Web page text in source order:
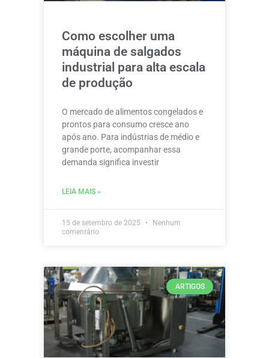
Como escolher uma
máquina de salgados
industrial para alta escala
de produção
O mercado de alimentos congelados e
prontos para consumo cresce ano
após ano. Para indústrias de médio e
grande porte, acompanhar essa
demanda significa investir
LEIA MAIS »
15 de setembro de 2025
Nenhum
comentário
ARTIGOS